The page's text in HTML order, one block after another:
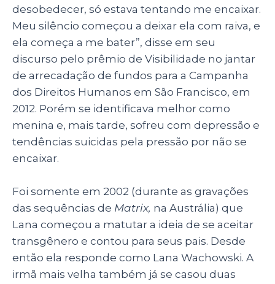
desobedecer, só estava tentando me encaixar.
Meu silêncio começou a deixar ela com raiva, e
ela começa a me bater”, disse em seu
discurso pelo prêmio de Visibilidade no jantar
de arrecadação de fundos para a Campanha
dos Direitos Humanos em São Francisco, em
2012. Porém se identificava melhor como
menina e, mais tarde, sofreu com depressão e
tendências suicidas pela pressão por não se
encaixar.
Foi somente em 2002 (durante as gravações
das sequências de Matrix, na Austrália) que
Lana começou a matutar a ideia de se aceitar
transgênero e contou para seus pais. Desde
então ela responde como Lana Wachowski. A
irmã mais velha também já se casou duas